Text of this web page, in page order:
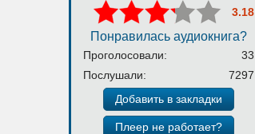
3.18
Понравилась аудиокнига?
Проголосовали:
33
Послушали:
7297
Добавить в закладки
Плеер не работает?